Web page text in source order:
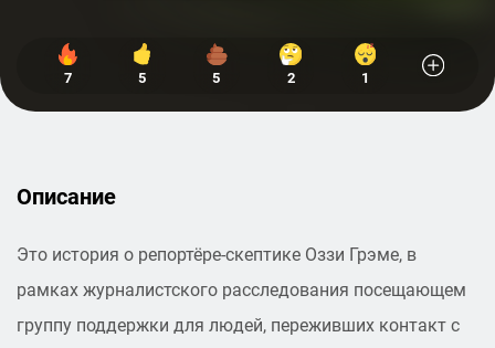
7 5 5 2 1
Описание
Это история о репортёре‑скептике Оззи Грэме, в
рамках журналистского расследования посещающем
группу поддержки для людей, переживших контакт с